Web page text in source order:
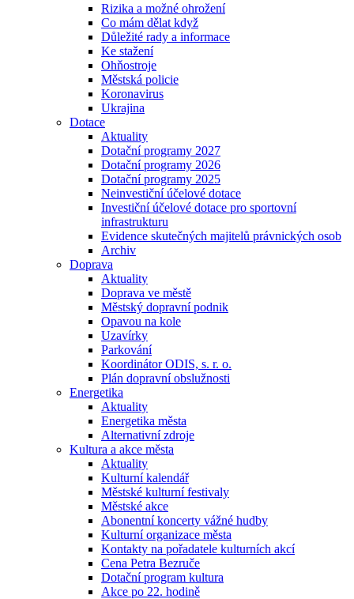
Rizika a možné ohrožení
Co mám dělat když
Důležité rady a informace
Ke stažení
Ohňostroje
Městská policie
Koronavirus
Ukrajina
Dotace
Aktuality
Dotační programy 2027
Dotační programy 2026
Dotační programy 2025
Neinvestiční účelové dotace
Investiční účelové dotace pro sportovní
infrastrukturu
Evidence skutečných majitelů právnických osob
Archiv
Doprava
Aktuality
Doprava ve městě
Městský dopravní podnik
Opavou na kole
Uzavírky
Parkování
Koordinátor ODIS, s. r. o.
Plán dopravní obslužnosti
Energetika
Aktuality
Energetika města
Alternativní zdroje
Kultura a akce města
Aktuality
Kulturní kalendář
Městské kulturní festivaly
Městské akce
Abonentní koncerty vážné hudby
Kulturní organizace města
Kontakty na pořadatele kulturních akcí
Cena Petra Bezruče
Dotační program kultura
Akce po 22. hodině